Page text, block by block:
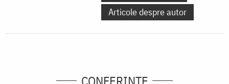
Articole despre autor